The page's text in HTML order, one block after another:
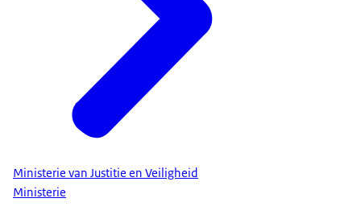
Ministerie van Justitie en Veiligheid
Ministerie